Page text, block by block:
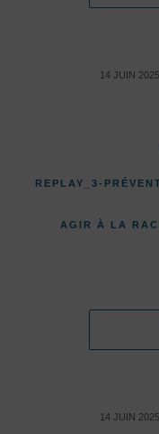
14 JUIN 2025
/
REPLAY_3-
AGIR À LA
14 JUIN 2025
/